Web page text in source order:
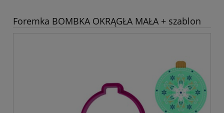
Foremka BOMBKA OKRĄGŁA MAŁA + szablon